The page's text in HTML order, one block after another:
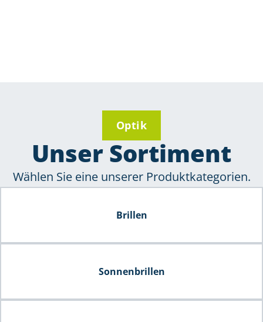
Optik
Unser Sortiment
Wählen Sie eine unserer Produktkategorien.
Brillen
Sonnenbrillen